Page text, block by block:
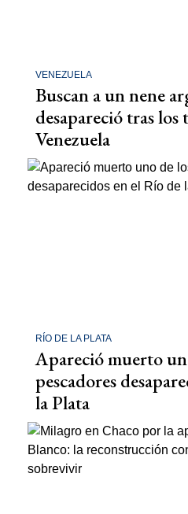
VENEZUELA
Buscan a un nene
desapareció tras
Venezuela
RÍO DE LA PLATA
Apareció muerto
pescadores
la Plata